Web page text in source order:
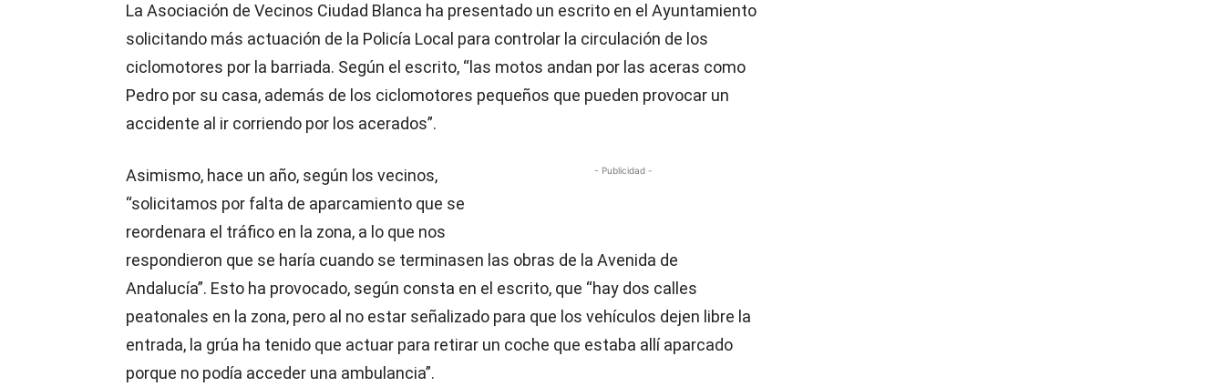
La Asociación de Vecinos Ciudad Blanca ha presentado un escrito en el Ayuntamiento
solicitando más actuación de la Policía Local para controlar la circulación de los
ciclomotores por la barriada. Según el escrito, “las motos andan por las aceras como
Pedro por su casa, además de los ciclomotores pequeños que pueden provocar un
accidente al ir corriendo por los acerados”.
- Publicidad -
Asimismo, hace un año, según los vecinos,
“solicitamos por falta de aparcamiento que se
reordenara el tráfico en la zona, a lo que nos
respondieron que se haría cuando se terminasen las obras de la Avenida de
Andalucía”. Esto ha provocado, según consta en el escrito, que “hay dos calles
peatonales en la zona, pero al no estar señalizado para que los vehículos dejen libre la
entrada, la grúa ha tenido que actuar para retirar un coche que estaba allí aparcado
porque no podía acceder una ambulancia”.